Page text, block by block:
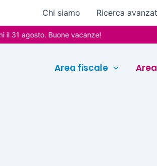
Chi siamo Ricerca
31 agosto. Buone vacanze!
Area fiscale